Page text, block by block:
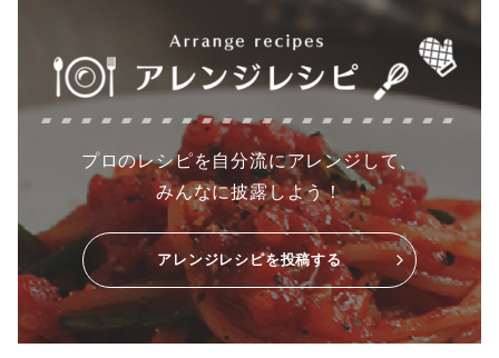
プロのレシピを自分流にアレンジして、
みんなに披露しよう！
アレンジレシピを投稿する